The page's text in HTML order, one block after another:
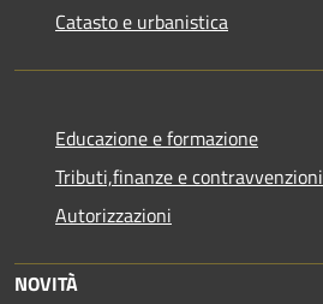
Catasto e urbanistica
Educazione e formazione
Tributi,finanze e contravvenzioni
Autorizzazioni
NOVITÀ